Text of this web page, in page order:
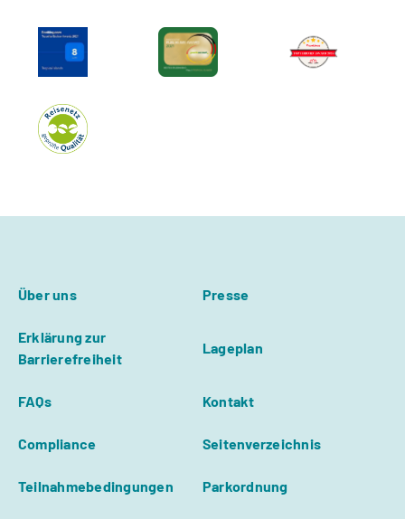
Über uns Presse
Erklärung zur
Barrierefreiheit
Lageplan
FAQs Kontakt
Compliance Seitenverzeichnis
Teilnahmebedingungen Parkordnung